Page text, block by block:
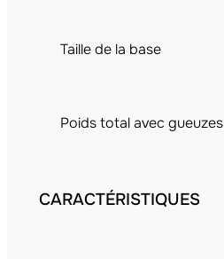
Taille de la base
Poids total avec gueuzes
CARACTÉRISTIQUES